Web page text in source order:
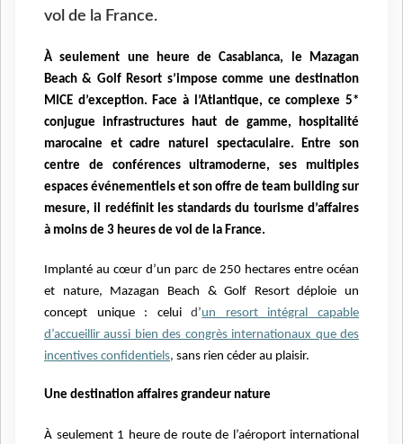
vol de la France.
À seulement une heure de Casablanca, le Mazagan
Beach & Golf Resort s’impose comme une destination
MICE d’exception. Face à l’Atlantique, ce complexe 5*
conjugue infrastructures haut de gamme, hospitalité
marocaine et cadre naturel spectaculaire. Entre son
centre de conférences ultramoderne, ses multiples
espaces événementiels et son offre de team building sur
mesure, il redéfinit les standards du tourisme d’affaires
à moins de 3 heures de vol de la France.
Implanté au cœur d’un parc de 250 hectares entre océan
et nature, Mazagan Beach & Golf Resort déploie un
concept unique : celuid’un resort intégral capable
d’accueillir aussi bien des congrès internationaux que des
incentives confidentiels, sans rien céder au plaisir.
Une destination affaires grandeur nature
À seulement 1 heure de route de l’aéroport international